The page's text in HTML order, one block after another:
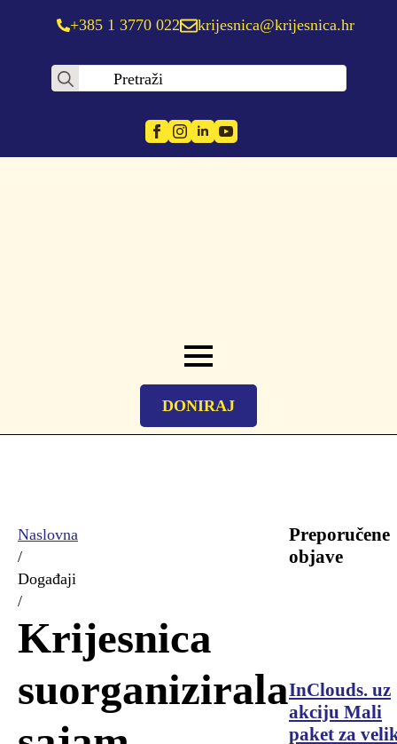
+385 1 3770 022 krijesnica@krijesnica.hr
Search
DONIRAJ
Naslovna
/
Događaji
/
Krijesnica
suorganizirala
Preporučene
objave
InClouds. uz
akciju Mali
paket za